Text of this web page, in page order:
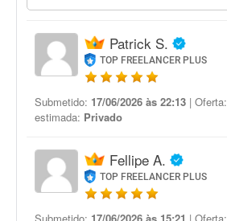
Patrick S.
TOP FREELANCER PLUS
Submetido: 17/06/2026 às 22:13 | Oferta:
estimada: Privado
Fellipe A.
TOP FREELANCER PLUS